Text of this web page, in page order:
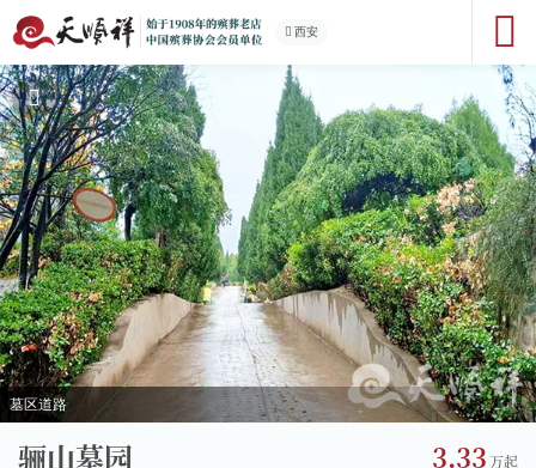
西安
园区实拍
/12
骊山墓园 3.33